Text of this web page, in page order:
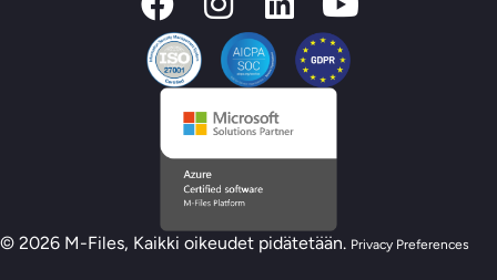
© 2026 M-Files, Kaikki oikeudet pidätetään. Privacy Preferences